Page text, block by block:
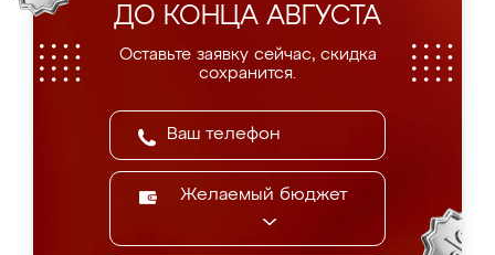
ДО КОНЦА АВГУСТА
Оставьте заявку сейчас, скидка
сохранится.
Желаемый бюджет